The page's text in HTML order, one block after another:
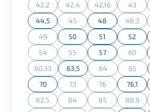
42,2
(Cette action n'est actuellement pas
42,4
(Cette action n'est
42,16
(Cette action
43
44,5 45
(Cette action n'est
48 48,3
49
(Cette action n'est actuellement pas
50 51 52
54
(Cette action n'est actuellement pas
55
(Cette action n'est
57 60
60,33
(Cette action n'est actuellement pas
63,5 64
(Cette action
65
70
73
(Cette action n'est
76
(Cette action
76,1
82,5
(Cette action n'est actuellement pas
84
(Cette action n'est
85
(Cette action
88,9